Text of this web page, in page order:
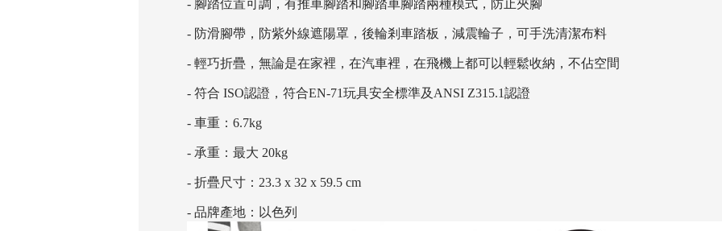
- 腳踏位置可調，有推車腳踏和腳踏車腳踏兩種模式，防止夾腳
- 防滑腳帶，防紫外線遮陽罩，後輪剎車踏板，減震輪子，可手洗清潔布料
- 輕巧折疊，無論是在家裡，在汽車裡，在飛機上都可以輕鬆收納，不佔空間
- 符合 ISO認證，符合EN-71玩具安全標準及ANSI Z315.1認證
- 車重：6.7kg
- 承重：最大 20kg
- 折疊尺寸：23.3 x 32 x 59.5 cm
- 品牌產地：以色列